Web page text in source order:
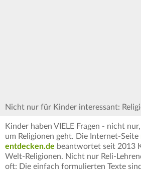
Nicht nur für Kinder interessant:
Kinder haben VIELE Fragen - nicht
um Religionen geht. Die Internet-Seite
entdecken.de beantwortet seit 2013
Welt-Religionen. Nicht nur Reli-
oft: Die einfach formulierten Texte